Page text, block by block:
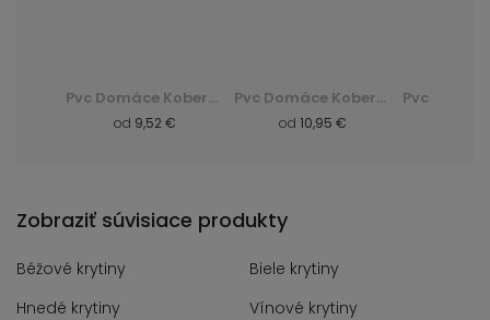
Pvc Domáce Koberce 482-02 Bonus
od 9,52 €
Pvc Domáce Koberce 562-04 Maximaeko
od 10,95 €
Zobraziť súvisiace produkty
Béžové krytiny
Biele krytiny
Hnedé krytiny
Vínové krytiny